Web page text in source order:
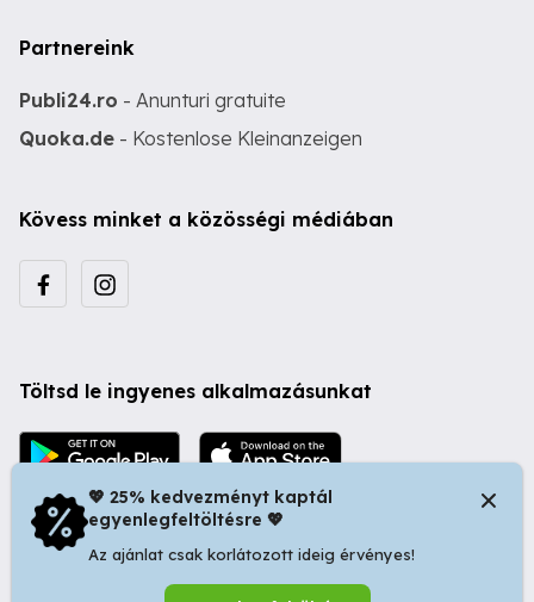
Partnereink
Publi24.ro - Anunturi gratuite
Quoka.de - Kostenlose Kleinanzeigen
Kövess minket a közösségi médiában
Töltsd le ingyenes alkalmazásunkat
💖 25% kedvezményt kaptál
egyenlegfeltöltésre 💖
Az ajánlat csak korlátozott ideig érvényes!